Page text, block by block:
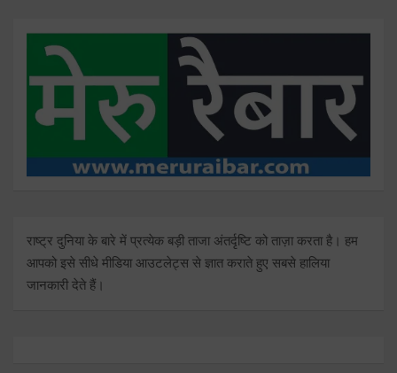
राष्ट्र दुनिया के बारे में प्रत्येक बड़ी ताजा अंतर्दृष्टि को ताज़ा करता है। हम
आपको इसे सीधे मीडिया आउटलेट्स से ज्ञात कराते हुए सबसे हालिया
जानकारी देते हैं।